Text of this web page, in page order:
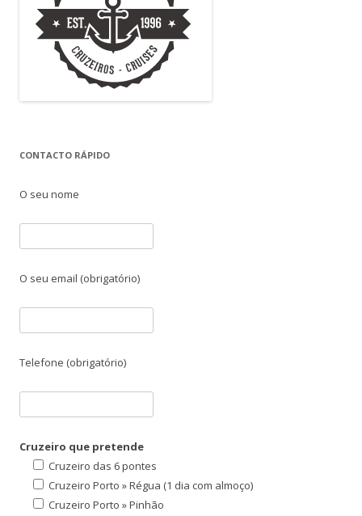
CONTACTO RÁPIDO
O seu nome
O seu email (obrigatório)
Telefone (obrigatório)
Cruzeiro que pretende
Cruzeiro das 6 pontes
Cruzeiro Porto » Régua (1 dia com almoço)
Cruzeiro Porto » Pinhão